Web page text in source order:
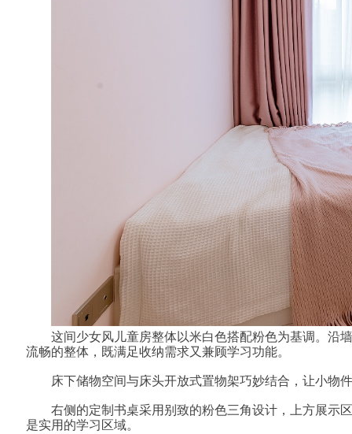
这间少女风儿童房整体以米白色搭配粉色为基调。沿
流畅的整体，既满足收纳需求又兼顾学习功能。
床下储物空间与床头开放式置物架巧妙结合，让小物
右侧的定制书桌采用别致的粉色三角设计，上方展示
是实用的学习区域。